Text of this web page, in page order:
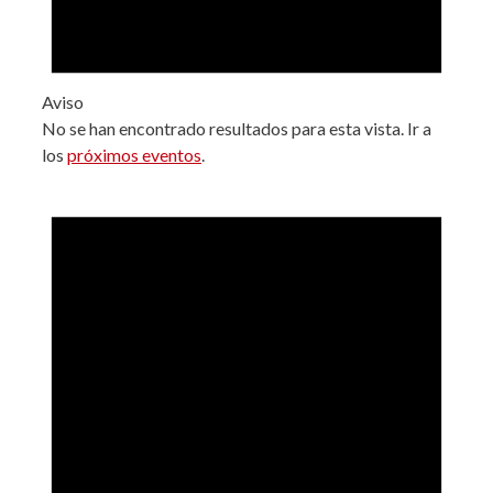
Aviso
No se han encontrado resultados para esta vista. Ir a
los próximos eventos.